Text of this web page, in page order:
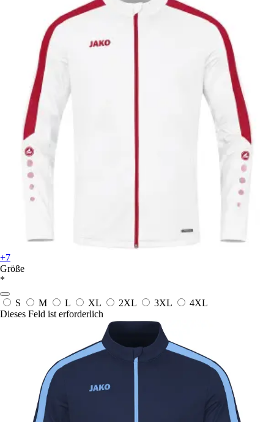
+7
Größe
*
S M L XL 2XL 3XL
4XL
Dieses Feld ist erforderlich